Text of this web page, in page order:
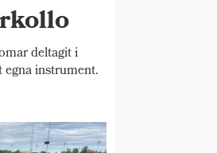
deltagit i
instrument.